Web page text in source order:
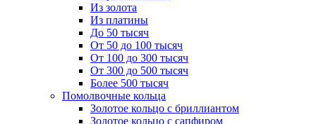
Из золота
Из платины
До 50 тысяч
От 50 до 100 тысяч
От 100 до 300 тысяч
От 300 до 500 тысяч
Более 500 тысяч
Помолвочные кольца
Золотое кольцо с бриллиантом
Золотое кольцо с сапфиром